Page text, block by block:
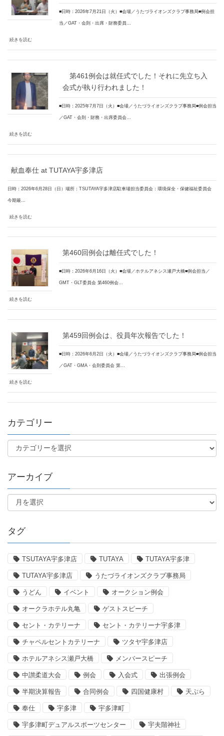
■日時：2026年7月21日（火）■会場／うたづライオンズクラブ事務局■例会担
当／GAT・会則・出席・財務委員…
続きを読む
第461例会は就任式でした！それに先立ち入
会式が執り行われました！
■日時：2025年7月7日（火）■会場／うたづライオンズクラブ事務局■例会担当
／GAT・会則・財務・出席委員会…
続きを読む
献血奉仕 at TUTAYA宇多津店
日時：2026年6月28日（日）場所：TSUTAYA宇多津店駐車場担当委員会：環境保全・保健福祉委員会
今期最…
続きを読む
第460回例会は離任式でした！
■日時：2026年6月16日（火）■会場／ホテルアネシス瀬戸大橋■例会担当／
GMT・GLT委員会 第460例会…
続きを読む
第459回例会は、役員年次報告でした！
■日時：2026年6月2日（火）■会場／うたづライオンズクラブ事務局■例会担当
／GAT・GMA・会則委員会 第…
続きを読む
カテゴリー
アーカイブ
タグ
TSUTAYA宇多津店 TUTAYA TUTAYA宇多津
TUTAYA宇多津店 うたづライオンズクラブ事務局
うどん イベント オークション例会
オークラホテル丸亀 ゲストスピーチ
セント・カテリーナ セント・カテリーナ宇多津
チャペルセントカテリーナ ツタヤ宇多津店
ホテルアネシス瀬戸大橋 メンバースピーチ
中讃柔道大会 例会 入会式 出張例会
半期決算報告 合同例会 四国健康村 天ぷら
奉仕 宇多津 宇多津町
宇多津町デュアルスポーツセンター 宇夫階神社